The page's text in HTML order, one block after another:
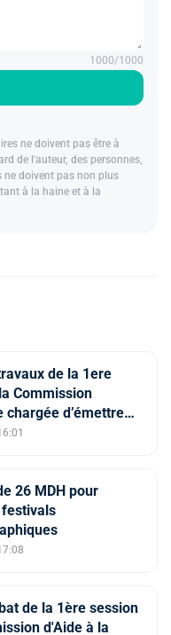
1000/1000
ne doivent pas être à
de l'auteur, des personnes,
ne doivent pas non plus
à la haine et à la
de la 1ere
Commission
chargée d’émettre
délivrance de la
26 MDH pour
de la 1ère session
d'Aide à la